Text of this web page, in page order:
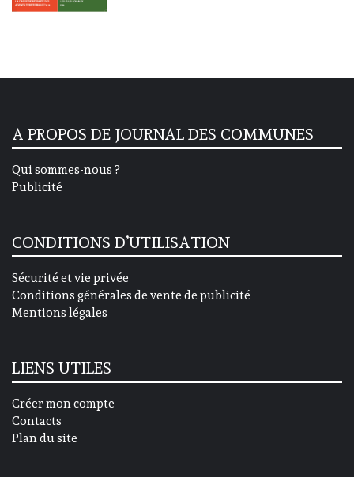
A PROPOS DE JOURNAL DES COMMUNES
Qui sommes-nous ?
Publicité
CONDITIONS D’UTILISATION
Sécurité et vie privée
Conditions générales de vente de publicité
Mentions légales
LIENS UTILES
Créer mon compte
Contacts
Plan du site